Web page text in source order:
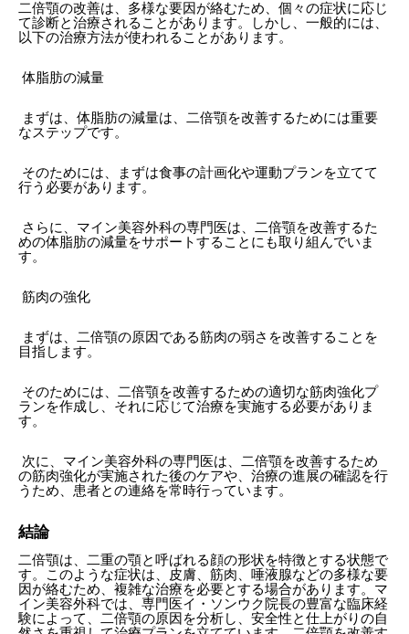
二倍顎の改善は、多様な要因が絡むため、個々の症状に応じ
て診断と治療されることがあります。しかし、一般的には、
以下の治療方法が使われることがあります。
体脂肪の減量
まずは、体脂肪の減量は、二倍顎を改善するためには重要
なステップです。
そのためには、まずは食事の計画化や運動プランを立てて
行う必要があります。
さらに、マイン美容外科の専門医は、二倍顎を改善するた
めの体脂肪の減量をサポートすることにも取り組んでいま
す。
筋肉の強化
まずは、二倍顎の原因である筋肉の弱さを改善することを
目指します。
そのためには、二倍顎を改善するための適切な筋肉強化プ
ランを作成し、それに応じて治療を実施する必要がありま
す。
次に、マイン美容外科の専門医は、二倍顎を改善するため
の筋肉強化が実施された後のケアや、治療の進展の確認を行
うため、患者との連絡を常時行っています。
結論
二倍顎は、二重の顎と呼ばれる顔の形状を特徴とする状態で
す。このような症状は、皮膚、筋肉、唾液腺などの多様な要
因が絡むため、複雑な治療を必要とする場合があります。マ
イン美容外科では、専門医イ・ソンウク院長の豊富な臨床経
験によって、二倍顎の原因を分析し、安全性と仕上がりの自